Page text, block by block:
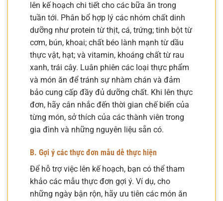
lên kế hoạch chi tiết cho các bữa ăn trong
tuần tới. Phân bổ hợp lý các nhóm chất dinh
dưỡng như protein từ thịt, cá, trứng; tinh bột từ
cơm, bún, khoai; chất béo lành mạnh từ dầu
thực vật, hạt; và vitamin, khoáng chất từ rau
xanh, trái cây. Luân phiên các loại thực phẩm
và món ăn để tránh sự nhàm chán và đảm
bảo cung cấp đầy đủ dưỡng chất. Khi lên thực
đơn, hãy cân nhắc đến thời gian chế biến của
từng món, sở thích của các thành viên trong
gia đình và những nguyên liệu sẵn có.
B. Gợi ý các thực đơn mẫu dễ thực hiện
Để hỗ trợ việc lên kế hoạch, bạn có thể tham
khảo các mẫu thực đơn gợi ý. Ví dụ, cho
những ngày bận rộn, hãy ưu tiên các món ăn